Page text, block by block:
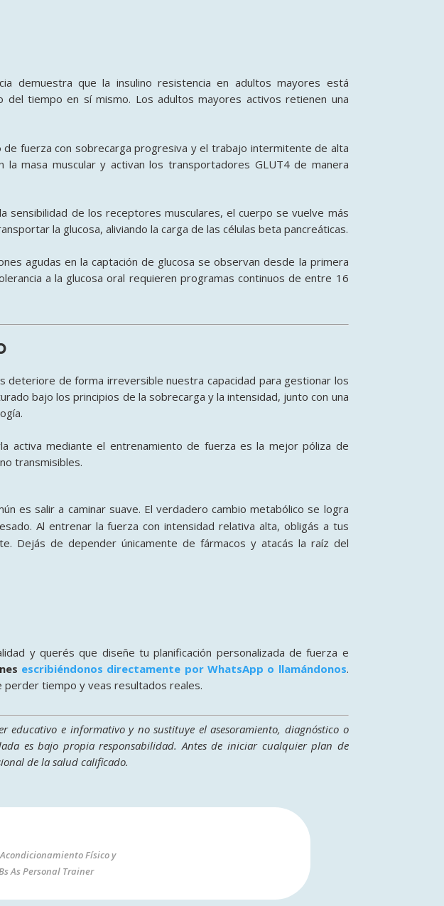
demuestra que la insulino resistencia en adultos mayores está
tiempo en sí mismo. Los adultos mayores activos retienen una
de fuerza con sobrecarga progresiva y el trabajo intermitente de alta
masa muscular y activan los transportadores GLUT4 de manera
sensibilidad de los receptores musculares, el cuerpo se vuelve más
la glucosa, aliviando la carga de las células beta pancreáticas.
agudas en la captación de glucosa se observan desde la primera
a la glucosa oral requieren programas continuos de entre 16
de forma irreversible nuestra capacidad para gestionar los
bajo los principios de la sobrecarga y la intensidad, junto con una
activa mediante el entrenamiento de fuerza es la mejor póliza de
transmisibles.
es salir a caminar suave. El verdadero cambio metabólico se logra
Al entrenar la fuerza con intensidad relativa alta, obligás a tus
Dejás de depender únicamente de fármacos y atacás la raíz del
y querés que diseñe tu planificación personalizada de fuerza e
escribiéndonos directamente por WhatsApp o llamándonos.
tiempo y veas resultados reales.
educativo e informativo y no sustituye el asesoramiento, diagnóstico o
es bajo propia responsabilidad. Antes de iniciar cualquier plan de
de la salud calificado.
Físico y
As Personal Trainer